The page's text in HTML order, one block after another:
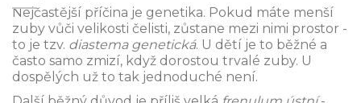
Nejčastější příčina je genetika. Pokud máte menší
zuby vůči velikosti čelisti, zůstane mezi nimi prostor -
to je tzv. diastema genetická. U dětí je to běžné a
často samo zmizí, když dorostou trvalé zuby. U
dospělých už to tak jednoduché není.